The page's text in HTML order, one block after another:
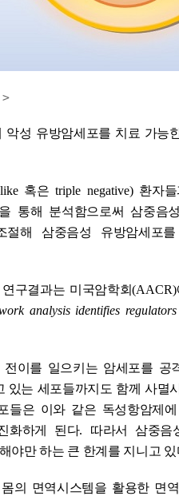
악성 유방암세포를 치료 가능
혹은 triple negative) 환자
통해 분석함으로써 삼중음
절해 삼중음성 유방암세포
구결과는 미국암학회(AACR)
analysis identifies
이를 일으키는 암세포를 공
있는 세포들까지도 함께 사멸
들은 이와 같은 독성항암제
화하게 된다. 따라서 삼중음
야만 하는 큰 한계를 지니고 있
의 면역시스템을 활용한 면